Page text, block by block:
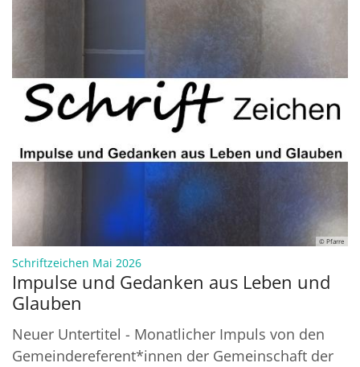
© Pfarre
Schriftzeichen Mai 2026:
Impulse und Gedanken aus Leben und
Glauben
Neuer Untertitel - Monatlicher Impuls von den
Gemeindereferent*innen der Gemeinschaft der